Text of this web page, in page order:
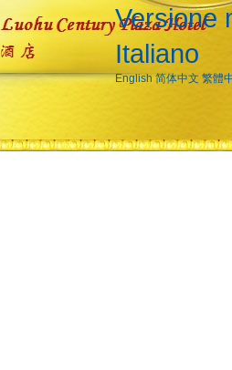
Versione
Italiano
English 简体中文 繁體